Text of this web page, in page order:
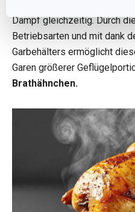
Dampf gleichzeitig. Durch
Betriebsarten und mit dank
Garbehälters ermöglicht
Garen größerer
Brathähnchen.